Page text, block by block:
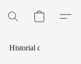
Historial de Pedidos